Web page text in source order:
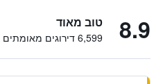
8.9 טוב מאוד
6,599 דירוגים מאומתים